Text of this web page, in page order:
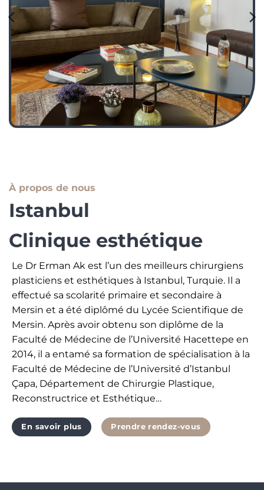
À propos de nous
Istanbul
Clinique esthétique
Le Dr Erman Ak est l’un des meilleurs chirurgiens
plasticiens et esthétiques à Istanbul, Turquie. Il a
effectué sa scolarité primaire et secondaire à
Mersin et a été diplômé du Lycée Scientifique de
Mersin. Après avoir obtenu son diplôme de la
Faculté de Médecine de l’Université Hacettepe en
2014, il a entamé sa formation de spécialisation à la
Faculté de Médecine de l’Université d’Istanbul
Çapa, Département de Chirurgie Plastique,
Reconstructrice et Esthétique…
En savoir plus Prendre rendez-vous